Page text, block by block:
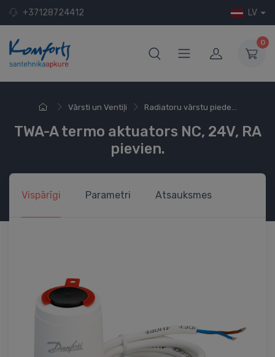
+37128724412 LV
0
Vārsti un Ventiļi Radiatoru vārstu piede...
TWA-A termo aktuators NC, 24V, RA
pievien.
Vispārīgi Parametri Atsauksmes